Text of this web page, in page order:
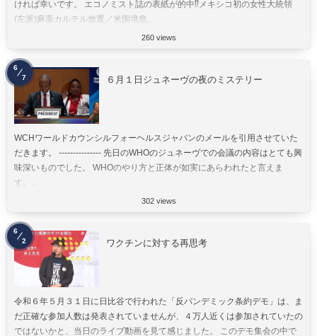
ければ幸いです。 エコノミスト誌の表紙が的中⁉︎メキシコ初の女性大統領
(左派)麻薬カルテル放置／米国境危...
260 views
６月１日ジュネーヴの夜のミステリー
WCHワールドカウンシルフォーヘルスジャパンのメールを引用させていた
だきます。 --------------- 先日のWHOのジュネーヴでの会議の内容はとても興
味深いものでした。 WHOのやり方と正体が如実にあらわれたと言えま
す。...
302 views
6
7
ワクチンに対する再思考
令和６年５月３１日に日比谷で行われた「反パンデミック条約デモ」は、ま
だ正確な参加人数は発表されていませんが、４万人近くは参加されていたの
ではないかと、当日のライブ動画を見て感じました。 このデモ集会の中で
6
2